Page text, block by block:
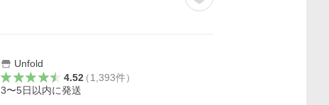
Unfold
4.52（1,393件）
3〜5日以内に発送